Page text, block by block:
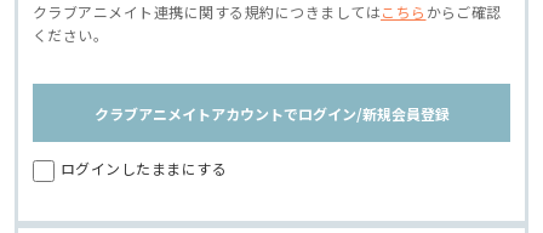
クラブアニメイト連携に関する規約につきましてはこちら からご確認
ください。
クラブアニメイトアカウントでログイン/新規会員登録
ログインしたままにする